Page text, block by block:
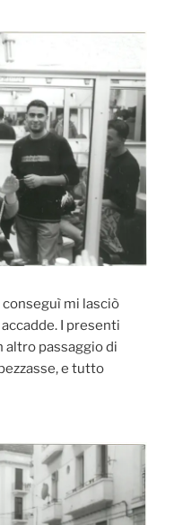
mi lasciò
I presenti
passaggio di
e tutto